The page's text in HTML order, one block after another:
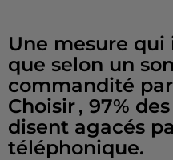
Une mesure
que selon un
commandité par
Choisir , 97%
disent agacés
téléphonique.